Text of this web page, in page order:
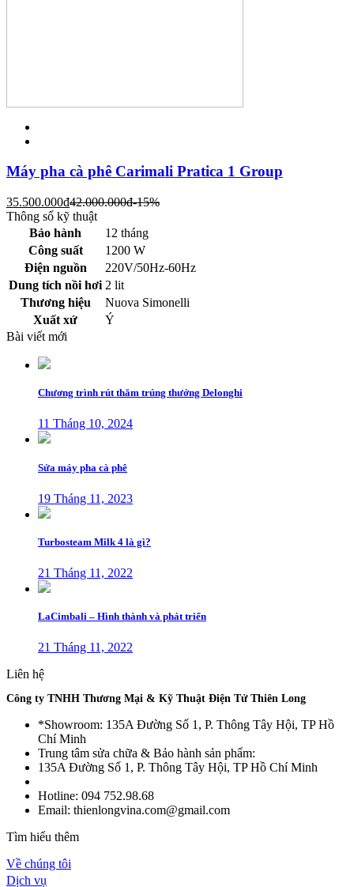
Máy pha cà phê Carimali Pratica 1 Group
35.500.000đ42.000.000đ-15%
Thông số kỹ thuật
Bảo hành
12 tháng
Công suất
1200 W
Điện nguồn
220V/50Hz-60Hz
Dung tích nồi hơi 2 lit
Thương hiệu
Nuova Simonelli
Xuất xứ
Ý
Bài viết mới
Chương trình rút thăm trúng thưởng Delonghi
11 Tháng 10, 2024
Sửa máy pha cà phê
19 Tháng 11, 2023
Turbosteam Milk 4 là gì?
21 Tháng 11, 2022
LaCimbali – Hình thành và phát triển
21 Tháng 11, 2022
Liên hệ
Công ty TNHH Thương Mại & Kỹ Thuật Điện Tử Thiên Long
*Showroom: 135A Đường Số 1, P. Thông Tây Hội, TP Hồ
Chí Minh
Trung tâm sửa chữa & Bảo hành sản phẩm:
135A Đường Số 1, P. Thông Tây Hội, TP Hồ Chí Minh
Hotline: 094 752.98.68
Email: thienlongvina.com@gmail.com
Tìm hiểu thêm
Về chúng tôi
Dịch vụ